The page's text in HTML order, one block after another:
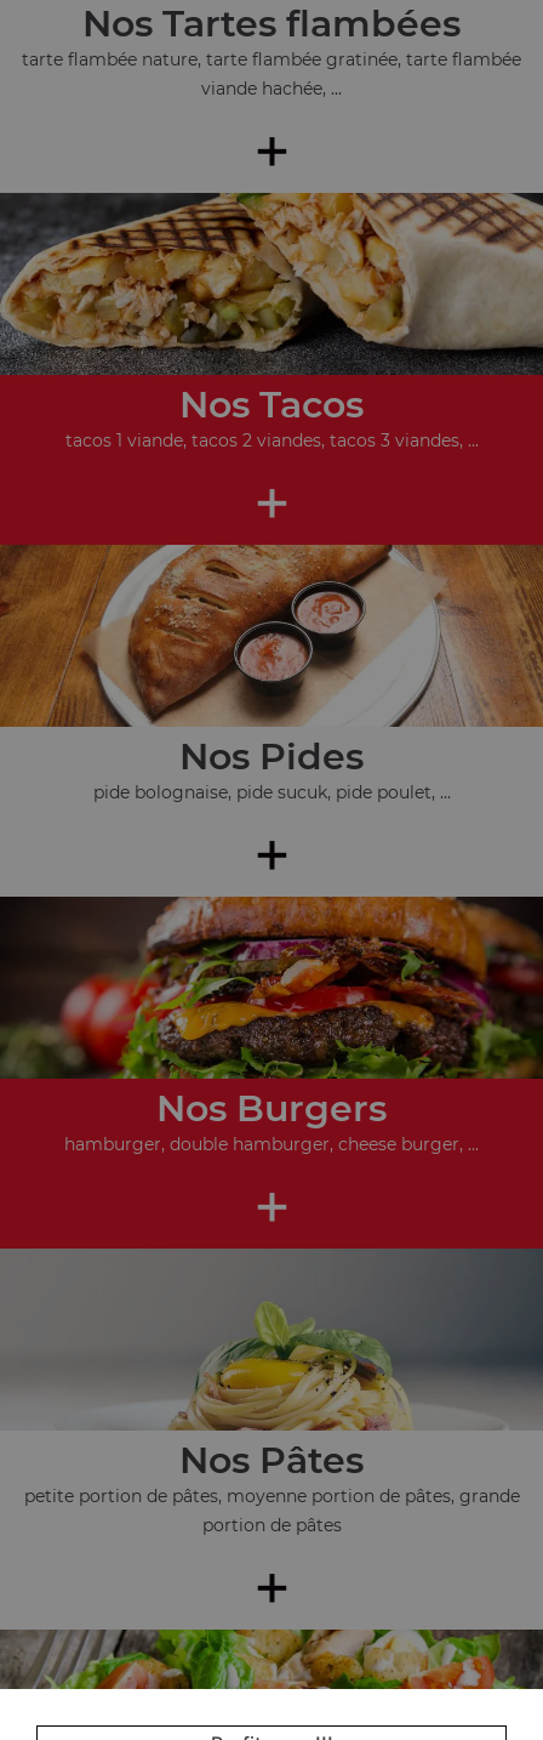
Nos Tartes flambées
tarte flambée nature, tarte flambée gratinée, tarte flambée
viande hachée, ...
+
Nos Tacos
tacos 1 viande, tacos 2 viandes, tacos 3 viandes, ...
+
Nos Pides
pide bolognaise, pide sucuk, pide poulet, ...
+
Nos Burgers
hamburger, double hamburger, cheese burger, ...
+
Nos Pâtes
petite portion de pâtes, moyenne portion de pâtes, grande
portion de pâtes
+